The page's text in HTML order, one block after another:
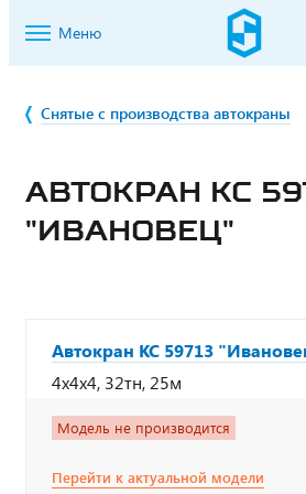
Меню
Снятые с производства автокраны
АВТОКРАН КС
"ИВАНОВЕЦ"
Автокран КС 59713
4х4х4, 32тн, 25м
Модель не производится
Перейти к актуальной модели